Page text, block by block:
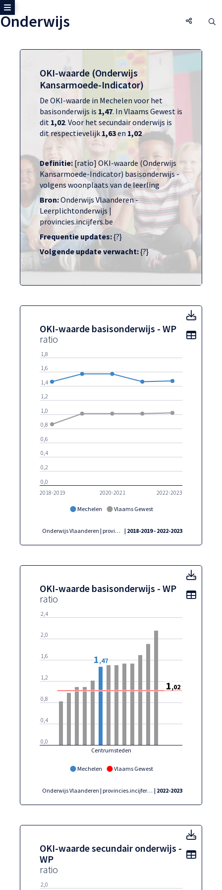
Onderwijs
Toon zijmenu
OKI-waarde (Onderwijs
Kansarmoede-Indicator)
De OKI-waarde in Mechelen voor het
basisonderwijs is 1,47. In Vlaams Gewest is
dit 1,02. Voor het secundair onderwijs is
dit respectievelijk 1,63en 1,02
Definitie: [ratio] OKI-waarde (Onderwijs
Kansarmoede-Indicator) basisonderwijs -
volgens woonplaats van de leerling
Bron:Onderwijs Vlaanderen -
Leerplichtonderwijs |
provincies.incijfers.be
Frequentie updates:{?}
Volgende update verwacht:{?}
OKI-waarde basisonderwijs - WP
ratio
Mechelen Vlaams Gewest
2018-2019 2020-2021 2022-2023
0,0
0,2
0,4
0,6
0,8
1,0
1,2
1,4
1,6
1,8
Onderwijs Vlaanderen | provincies.incijfers.be | 2018-2019 - 2022-2023
OKI-
Toon
OKI-waarde basisonderwijs - WP
ratio
Mechelen Vlaams Gewest
Centrumsteden
0,0
0,4
0,8
1,2
1,6
2,0
2,4
1,47
1,02
Onderwijs Vlaanderen | provincies.incijfers.be | 2022-2023
OKI-
Toon
OKI-waarde secundair onderwijs -
WP
ratio
2,0
OKI-
Toon